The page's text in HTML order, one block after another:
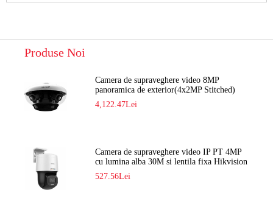
Produse Noi
Camera de supraveghere video 8MP
panoramica de exterior(4x2MP Stitched)
Navaio NGC-7482PR
4,122.47Lei
Camera de supraveghere video IP PT 4MP
cu lumina alba 30M si lentila fixa Hikvision
DS-2DE2C400SCG-E F1
527.56Lei